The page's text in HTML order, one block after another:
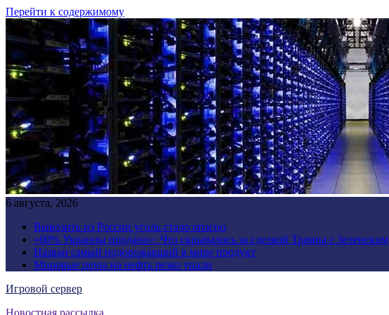
Перейти к содержимому
6 августа, 2026
Вывозить из России уголь стало опасно
«60% Украины продано»: Что скрывалось за сделкой Трампа с Зеленским
Назван самый подорожавший в мире продукт
Мировые цены на нефть резко упали
Игровой сервер
Новостная рассылка